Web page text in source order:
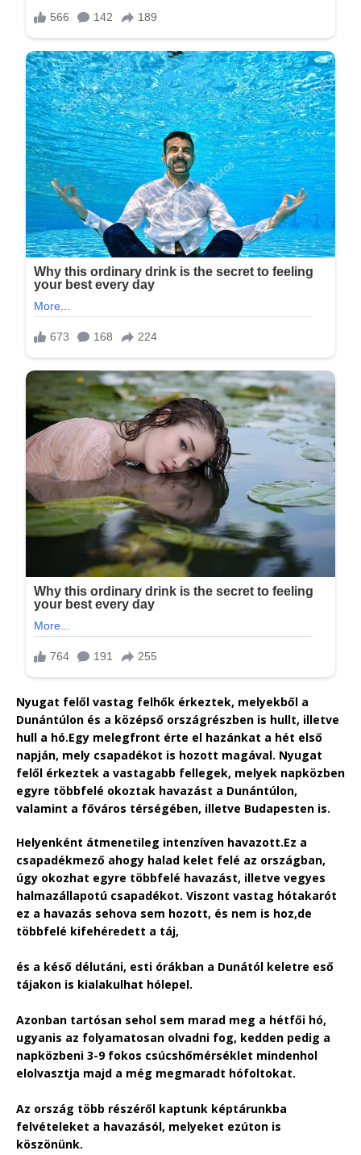
Nyugat felől vastag felhők érkeztek, melyekből a
Dunántúlon és a középső országrészben is hullt, illetve
hull a hó.Egy melegfront érte el hazánkat a hét első
napján, mely csapadékot is hozott magával. Nyugat
felől érkeztek a vastagabb fellegek, melyek napközben
egyre többfelé okoztak havazást a Dunántúlon,
valamint a főváros térségében, illetve Budapesten is.
Helyenként átmenetileg intenzíven havazott.Ez a
csapadékmező ahogy halad kelet felé az országban,
úgy okozhat egyre többfelé havazást, illetve vegyes
halmazállapotú csapadékot. Viszont vastag hótakarót
ez a havazás sehova sem hozott, és nem is hoz,de
többfelé kifehéredett a táj,
és a késő délutáni, esti órákban a Dunától keletre eső
tájakon is kialakulhat hólepel.
Azonban tartósan sehol sem marad meg a hétfői hó,
ugyanis az folyamatosan olvadni fog, kedden pedig a
napközbeni 3-9 fokos csúcshőmérséklet mindenhol
elolvasztja majd a még megmaradt hófoltokat.
Az ország több részéről kaptunk képtárunkba
felvételeket a havazásól, melyeket ezúton is
köszönünk.